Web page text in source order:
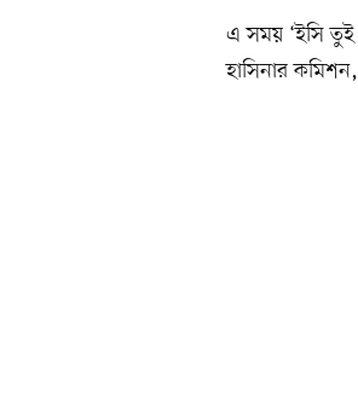
এ সময় ‘ইসি তুই
হাসিনার